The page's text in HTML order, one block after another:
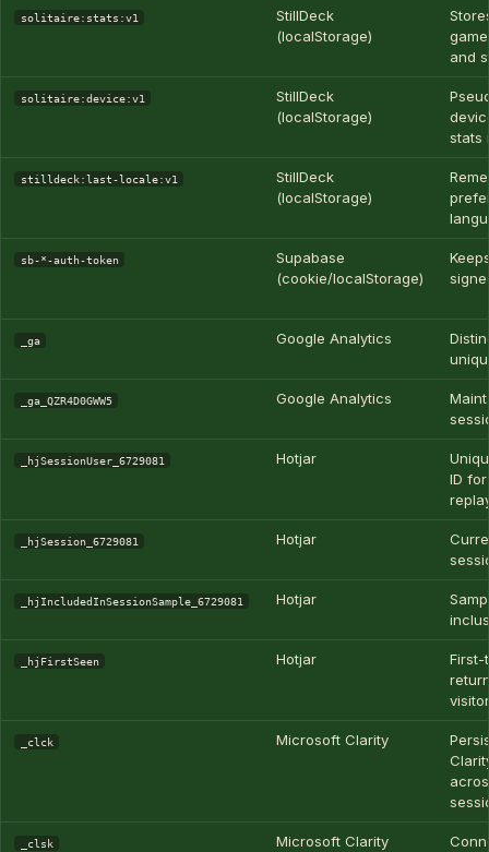
solitaire:stats:v1
StillDeck
(localStorage)
and
solitaire:device:v1
StillDeck
(localStorage)
stats
stilldeck:last-locale:v1
StillDeck
(localStorage)
sb-*-auth-token
Supabase
(cookie/localStorage)
_ga Google Analytics
_ga_QZR4D0GWW5 Google Analytics
_hjSessionUser_6729081 Hotjar
ID
_hjSession_6729081 Hotjar
_hjIncludedInSessionSample_6729081 Hotjar
_hjFirstSeen Hotjar
First-
_clck Microsoft Clarity
_clsk Microsoft Clarity